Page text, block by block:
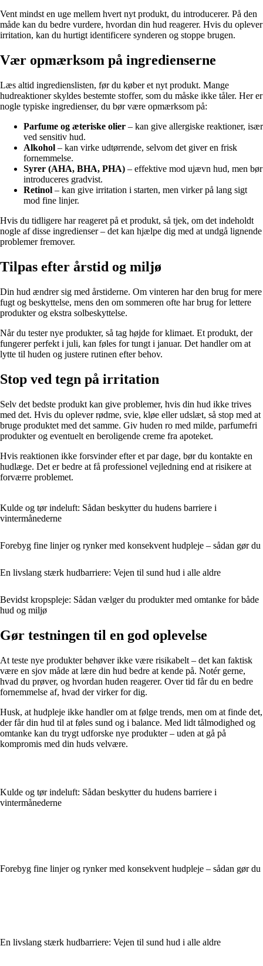
Vent mindst en uge mellem hvert nyt produkt, du introducerer. På den
måde kan du bedre vurdere, hvordan din hud reagerer. Hvis du oplever
irritation, kan du hurtigt identificere synderen og stoppe brugen.
Vær opmærksom på ingredienserne
Læs altid ingredienslisten, før du køber et nyt produkt. Mange
hudreaktioner skyldes bestemte stoffer, som du måske ikke tåler. Her er
nogle typiske ingredienser, du bør være opmærksom på:
Parfume og æteriske olier – kan give allergiske reaktioner, især
ved sensitiv hud.
Alkohol – kan virke udtørrende, selvom det giver en frisk
fornemmelse.
Syrer (AHA, BHA, PHA) – effektive mod ujævn hud, men bør
introduceres gradvist.
Retinol – kan give irritation i starten, men virker på lang sigt
mod fine linjer.
Hvis du tidligere har reageret på et produkt, så tjek, om det indeholdt
nogle af disse ingredienser – det kan hjælpe dig med at undgå lignende
problemer fremover.
Tilpas efter årstid og miljø
Din hud ændrer sig med årstiderne. Om vinteren har den brug for mere
fugt og beskyttelse, mens den om sommeren ofte har brug for lettere
produkter og ekstra solbeskyttelse.
Når du tester nye produkter, så tag højde for klimaet. Et produkt, der
fungerer perfekt i juli, kan føles for tungt i januar. Det handler om at
lytte til huden og justere rutinen efter behov.
Stop ved tegn på irritation
Selv det bedste produkt kan give problemer, hvis din hud ikke trives
med det. Hvis du oplever rødme, svie, kløe eller udslæt, så stop med at
bruge produktet med det samme. Giv huden ro med milde, parfumefri
produkter og eventuelt en beroligende creme fra apoteket.
Hvis reaktionen ikke forsvinder efter et par dage, bør du kontakte en
hudlæge. Det er bedre at få professionel vejledning end at risikere at
forværre problemet.
Kulde og tør indeluft: Sådan beskytter du hudens barriere i
vintermånederne
Forebyg fine linjer og rynker med konsekvent hudpleje – sådan gør du
En livslang stærk hudbarriere: Vejen til sund hud i alle aldre
Bevidst kropspleje: Sådan vælger du produkter med omtanke for både
hud og miljø
Gør testningen til en god oplevelse
At teste nye produkter behøver ikke være risikabelt – det kan faktisk
være en sjov måde at lære din hud bedre at kende på. Notér gerne,
hvad du prøver, og hvordan huden reagerer. Over tid får du en bedre
fornemmelse af, hvad der virker for dig.
Husk, at hudpleje ikke handler om at følge trends, men om at finde det,
der får din hud til at føles sund og i balance. Med lidt tålmodighed og
omtanke kan du trygt udforske nye produkter – uden at gå på
kompromis med din huds velvære.
Kulde og tør indeluft: Sådan beskytter du hudens barriere i
vintermånederne
Forebyg fine linjer og rynker med konsekvent hudpleje – sådan gør du
En livslang stærk hudbarriere: Vejen til sund hud i alle aldre